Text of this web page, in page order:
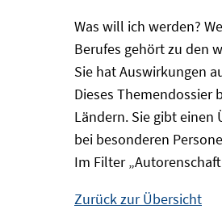
Was will ich werden?
Berufes gehört zu den
Sie hat Auswirkungen
Dieses
Ländern. Sie gibt
bei besonderen
Im Filter
Zurück zur Übersicht